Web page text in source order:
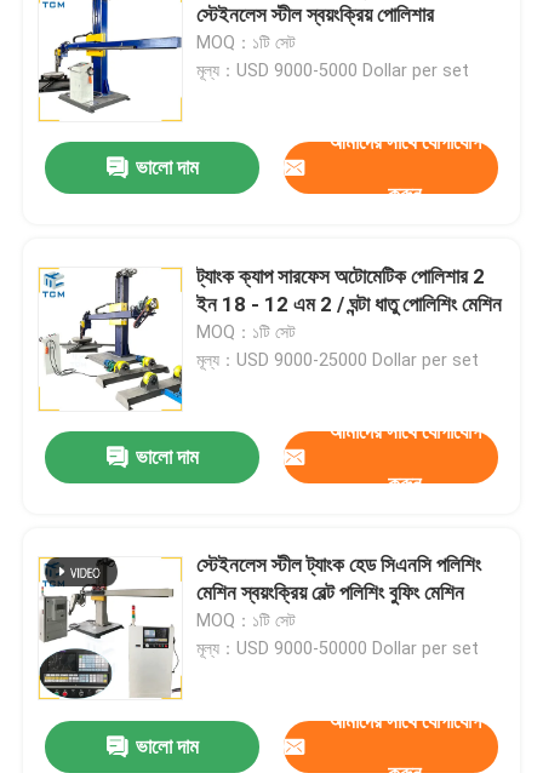
বাড়ি
পণ্য
আমাদের সম্বন্ধে
স্টেইনলেস স্টীল স্বয়ংক্রিয় পোলিশার
MOQ：১টি সেট
মূল্য：USD 9000-5000 Dollar per set
ভালো দাম
আমাদের সাথে যোগাযোগ
করুন
ট্যাংক ক্যাপ সারফেস অটোমেটিক পোলিশার 2
ইন 18 - 12 এম 2 / ঘন্টা ধাতু পোলিশিং মেশিন
MOQ：১টি সেট
মূল্য：USD 9000-25000 Dollar per set
ভালো দাম
আমাদের সাথে যোগাযোগ
করুন
স্টেইনলেস স্টীল ট্যাংক হেড সিএনসি পলিশিং
মেশিন স্বয়ংক্রিয় বেল্ট পলিশিং বুফিং মেশিন
MOQ：১টি সেট
মূল্য：USD 9000-50000 Dollar per set
ভালো দাম
আমাদের সাথে যোগাযোগ
ধাতু শীট স্বয়ংক্রিয় শীট পোলিশিং মেশিন স্যান্ডিং Deburring মেশিন 2200mm